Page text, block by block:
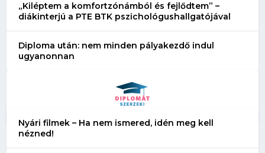
„Kiléptem a komfortzónámból és fejlődtem” –
diákinterjú a PTE BTK pszichológushallgatójával
Diploma után: nem minden pályakezdő indul
ugyanonnan
Nyári filmek – Ha nem ismered, idén meg kell
nézned!